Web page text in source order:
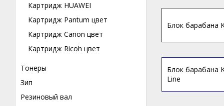
Картридж HUAWEI
Картридж Pantum цвет
Картридж Canon цвет
Картридж Ricoh цвет
Тонеры
Зип
Резиновый вал
Блок барабана
Блок барабана
Line